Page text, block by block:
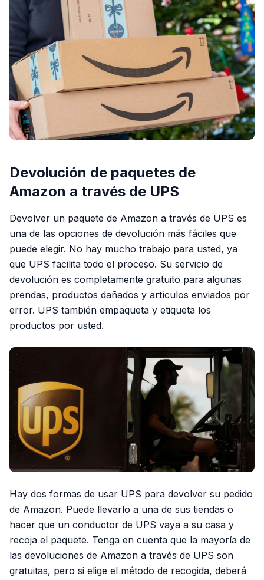
Devolución de paquetes de
Amazon a través de UPS
Devolver un paquete de Amazon a través de UPS es
una de las opciones de devolución más fáciles que
puede elegir. No hay mucho trabajo para usted, ya
que UPS facilita todo el proceso. Su servicio de
devolución es completamente gratuito para algunas
prendas, productos dañados y artículos enviados por
error. UPS también empaqueta y etiqueta los
productos por usted.
Hay dos formas de usar UPS para devolver su pedido
de Amazon. Puede llevarlo a una de sus tiendas o
hacer que un conductor de UPS vaya a su casa y
recoja el paquete. Tenga en cuenta que la mayoría de
las devoluciones de Amazon a través de UPS son
gratuitas, pero si elige el método de recogida, deberá